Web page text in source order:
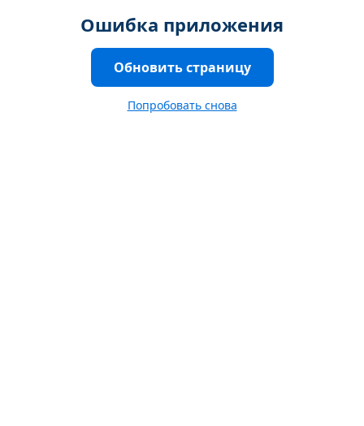
Ошибка приложения
Обновить страницу
Попробовать снова